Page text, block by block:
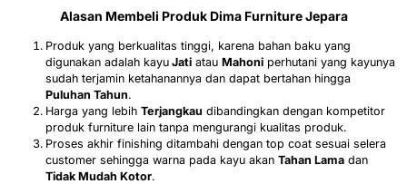
Alasan Membeli Produk Dima Furniture Jepara
Produk yang berkualitas tinggi, karena bahan baku yang
digunakan adalah kayu Jati atau Mahoni perhutani yang kayunya
sudah terjamin ketahanannya dan dapat bertahan hingga
Puluhan Tahun.
Harga yang lebih Terjangkau dibandingkan dengan kompetitor
produk furniture lain tanpa mengurangi kualitas produk.
Proses akhir finishing ditambahi dengan top coat sesuai selera
customer sehingga warna pada kayu akan Tahan Lama dan
Tidak Mudah Kotor.